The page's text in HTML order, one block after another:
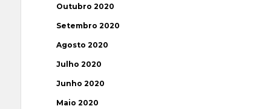
Outubro 2020
Setembro 2020
Agosto 2020
Julho 2020
Junho 2020
Maio 2020